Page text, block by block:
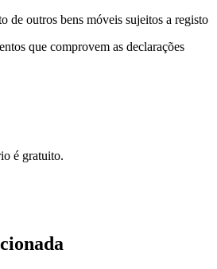
de outros bens móveis sujeitos a registo
que comprovem as declarações
é gratuito.